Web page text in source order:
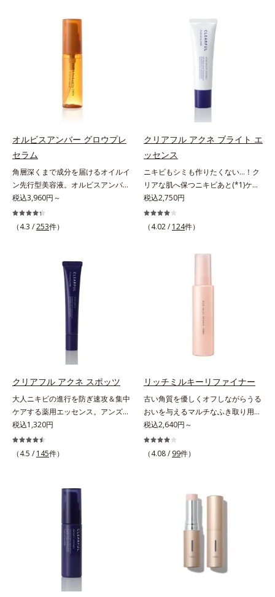
と*4 うるおいによる透明感のある
肌*5 ターンオーバーを促進して、
メラニンの塊を微細化すること*6
アルテアエキス配合＝保湿成分各商
品の詳しい情報は商品ページをご覧
ください。・BEAUTY夏祭りは、こ
と不安…。いろいろケアしているの
そんな大人の肌悩みにアプローチす
る先行型美容液です。日本初(*1)、
毛穴約1/1000ナノサイズの極小カ
プセルの表面は肌になじみやすい構
造(*4)。内包した美容成分(*5)の浸
透をサポートし、角層すみずみをう
おいの通り道”を作って化粧水のな
じみ感をUP。化粧水前に使うこと
で、普段の化粧水の手ごたえをより
実感できる、しっとり整った肌状態
へ。化粧水前に2プッシュ使うだけ
で、うるおいのすき間にぐんぐん入
り込み、うるおいで満ち満ちたハリ
のある美肌へと整えます。*1 クチ
ン、フィトステロールズ、（Ｃ１２
－２０）アルキルグルコシドの組み
合わせが初（2023年4月 Mintel社デ
ータベースによる当社調べ）*2 う
るおい不足など*3 お手入れのファ
ーストステップのこと*4 細胞間脂
(*2)ツヤ肌”へと整える夜用ジェルパ
ックです。ぷるぷるジェルを肌にの
せると、シートマスクのようにピタ
ッと密着。水ハリ膜が肌のうるおい
をキープしながら、やわらかさをア
ップ。美白(*1)と保湿の両方にアプ
SG(*3)」、肌荒れや日焼けによる肌
のほてりを予防する「グリチルリチ
ン酸ジカリウム(*4)」など、たっぷ
りの保湿成分が浸透しやすい肌環境
を叶えます。はじめはピタッと密着
するテクスチャーは、肌になじむご
とにもっちり質感に、最後はなめら
かな水膜へと3変化。普段の保湿液
をこのジェルにおきかえて塗って眠
るだけで、うるおいながらもベタつ
シミ・ソバカスを防ぐ）と保湿のこ
と*3 明るく澄んだ肌を目指す保湿
成分と、メラニンの生成を抑え、シ
ミ・ソバカスを防ぐ美白有効成分を
リチン酸2K各商品の詳しい情報は商
BEAUTY夏祭りは、こちら
オルビスアンバー グロウプレ
セラム
角層深くまで成分を届けるオイルイ
ン先行型美容液。オルビスアンバー
は、いつも⾃然体で美しくありたい
と願う⼤⼈世代に寄り添うブランド
です。年齢印象研究に基づいた肌サ
手軽なお手入れで賢いケアを。ライ
フスタイルになじむ、若々しい印象
(*1)作りのサポートをします。オル
ビスアンバー グロウプレセラムオ
イルイン先⾏型美容液「オルビスア
ンバー グロウプレセラム」は、オ
肌をやわらかくしながら角層まで浸
透。ADセラミドミックスが肌をす
こやかに整え、うるおいを蓄える肌
とで、あとのオールインワンクリー
ムの肌なじみを高め、うるおいとツ
ヤのある肌を叶えます。*1 肌にハ
リを与え若々しい印象*2 スクワラ
ン、トリ（カプリル酸／カプリン
税込3,960円～
（4.3 /253件）
クリアフル アクネ ブライト エ
ッセンス
ニキビもシミも作りたくない…！ク
リアな肌へ保つニキビあと(*1)ケア
(*2)美容液。クリアな肌へ保つ、ニ
キビあと(*1)ケア(*2)美容液です。
ニキビあとをケアしてシミを予防す
ビ・肌荒れ予防と保湿にアプローチ
します。こっくりテクスチャーが肌
の上でほぐれてするっとなじみ、ベ
タつかず、みずみずしさとなめらか
す。気になるスポットにご使用くだ
着のある肌ではなく、ニキビが治っ
とです。*2 日焼けによるメラニン
の生成を抑え、シミ・ソバカスを防
ぐ。ニキビ・肌荒れを防ぐ。保湿ケ
アのこと。*3 L-アスコルビン酸 2-
グルコシド、リン酸L-アスコルビン
税込2,750円
（4.02 / 124件）
クリアフル アクネ スポッツ
大人ニキビの進行を防ぎ速攻＆集中
ケアする薬用エッセンス。アンズ果
汁が角層をやわらかくほぐして、毛
穴づまりを防ぎ、薬用成分を素早く
浸透させます。さらにイオウ、グリ
ます。気になる部分にピタッと密着
する半透明ジェルタイプです。ま
た、メイクの上からでもご使用いた
税込1,320円
（4.5 / 145件）
リッチミルキーリファイナー
古い角質を優しくオフしながらうる
おいを与えるマルチなふき取り用美
容液。ごわつき、黄ぐすみなど、さ
まざまな年齢肌悩みに関わる角層の
糖化。角層が糖化する前に(*)やさし
イル成分が優しくほぐしてからふき
スイートとユズセラミドがうるおい
を届けると、くもりのないクリアな
肌に。さらにうるおいをキャッチし
て蓄える水性ヴェールを肌の上に形
税込2,640円～
（4.08 / 99件）